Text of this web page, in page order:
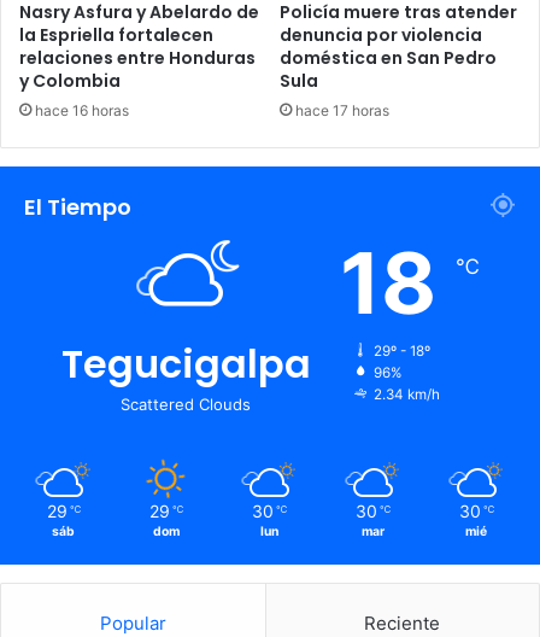
Nasry Asfura y Abelardo de
la Espriella fortalecen
relaciones entre Honduras
y Colombia
hace 16 horas
Policía muere tras atender
denuncia por violencia
doméstica en San Pedro
Sula
hace 17 horas
El Tiempo
Tegucigalpa
Scattered Clouds
18 ℃
29º - 18º
96%
2.34 km/h
29 ℃
sáb
29 ℃
dom
30 ℃
lun
30 ℃
mar
30 ℃
mié
Popular Reciente